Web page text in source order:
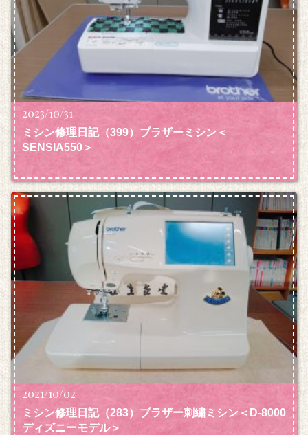
2023/10/31
ミシン修理日記（399）ブラザーミシン＜
SENSIA550＞
2021/10/02
ミシン修理日記（283）ブラザー刺繍ミシン＜D‐8000
ディズニーモデル＞